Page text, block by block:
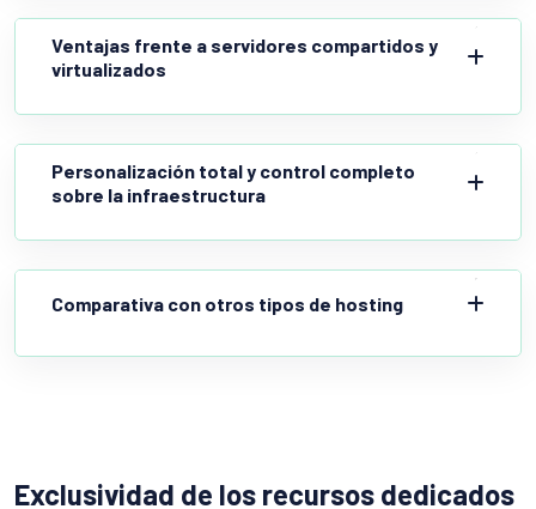
Ventajas frente a servidores compartidos y
virtualizados
Personalización total y control completo
sobre la infraestructura
Comparativa con otros tipos de hosting
Exclusividad de los recursos dedicados